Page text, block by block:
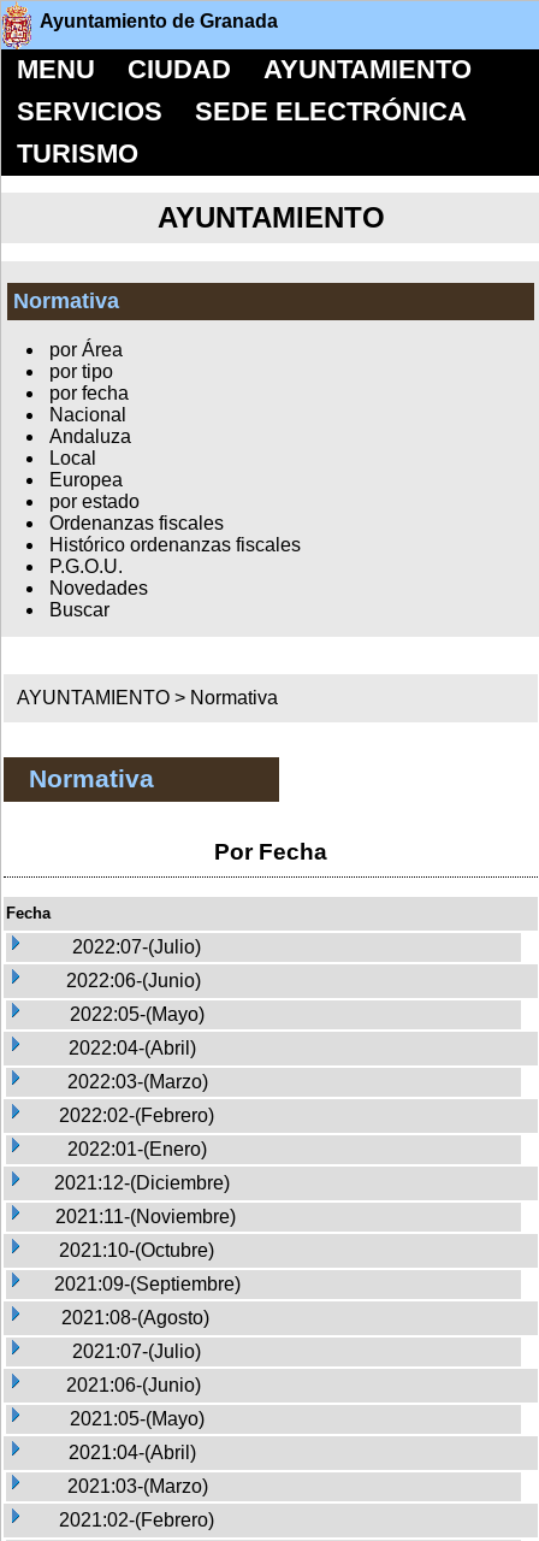
Ayuntamiento de Granada
MENU CIUDAD
AYUNTAMIENTO
SERVICIOS
SEDE ELECTRÓNICA
TURISMO
AYUNTAMIENTO
Normativa
por Área
por tipo
por fecha
Nacional
Andaluza
Local
Europea
por estado
Ordenanzas fiscales
Histórico ordenanzas fiscales
P.G.O.U.
Novedades
Buscar
AYUNTAMIENTO > Normativa
Normativa
Por Fecha
Fecha
2022:07-(Julio)
2022:06-(Junio)
2022:05-(Mayo)
2022:04-(Abril)
2022:03-(Marzo)
2022:02-(Febrero)
2022:01-(Enero)
2021:12-(Diciembre)
2021:11-(Noviembre)
2021:10-(Octubre)
2021:09-(Septiembre)
2021:08-(Agosto)
2021:07-(Julio)
2021:06-(Junio)
2021:05-(Mayo)
2021:04-(Abril)
2021:03-(Marzo)
2021:02-(Febrero)